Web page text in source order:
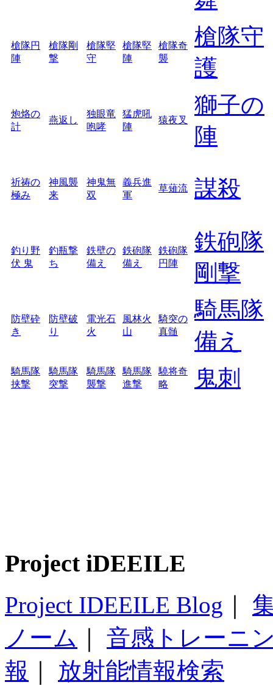
槍隊円
陣
槍隊剛
撃
槍隊堅
守
槍隊堅
陣
槍隊奇
襲
槍隊守
護
炮烙の
計
燕返し
独眼竜
咆哮
猛虎吼
陣
猿夜叉
獅子の
陣
祈祷の
極み
神風襲
来
神鬼無
双
義兵進
軍
草薙流 謀殺
釣り野
伏 鬼
釣瓶撃
ち
鉄壁の
備え
鉄砲隊
備え
鉄砲隊
円陣
鉄砲隊
剛撃
防壁砕
き
防壁破
り
電光石
火
風林火
山
騎突の
真髄
騎馬隊
備え
騎馬隊
挟撃
騎馬隊
突撃
騎馬隊
襲撃
騎馬隊
進撃
驍将奇
略
鬼刺
Project iDEEILE
Project IDEEILE Blog
ノーム
音感トレーニ
報
放射能情報検索